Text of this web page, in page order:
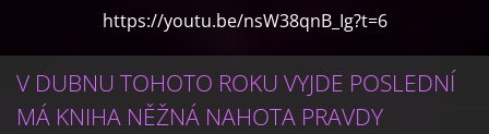
https://youtu.be/nsW38qnB_Ig?t=6
V DUBNU TOHOTO ROKU VYJDE POSLEDNÍ
MÁ KNIHA NĚŽNÁ NAHOTA PRAVDY